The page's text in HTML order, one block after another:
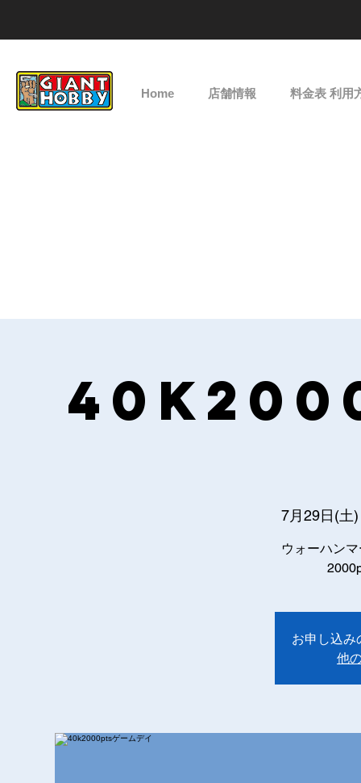
Home 店舗情報 料金表 利用
7月29日(土)
ウォーハン
お申し込
他